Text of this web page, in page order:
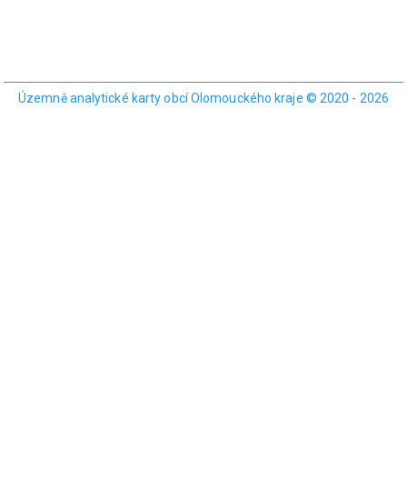
Územně analytické karty obcí Olomouckého kraje © 2020 - 2026